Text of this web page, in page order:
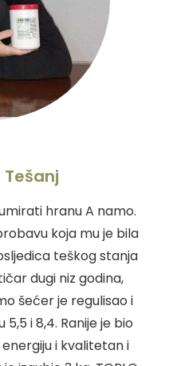
Tešanj
hranu A namo.
koja mu je bila
teškog stanja
dugi niz godina,
šećer je regulisao i
i 8,4. Ranije je bio
energiju i kvalitetan i